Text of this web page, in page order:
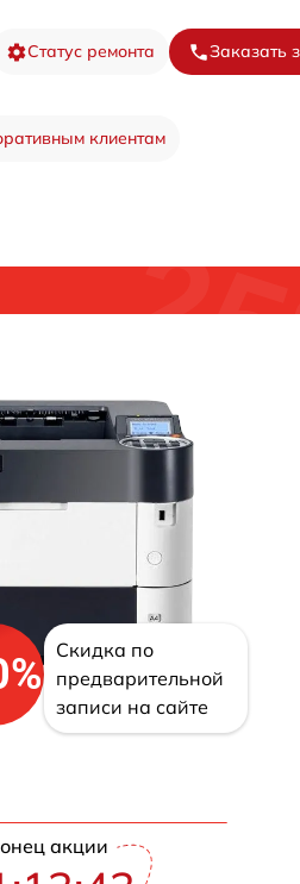
Статус ремонта Заказать
клиентам
Скидка по
предварительной
записи на сайте
акции